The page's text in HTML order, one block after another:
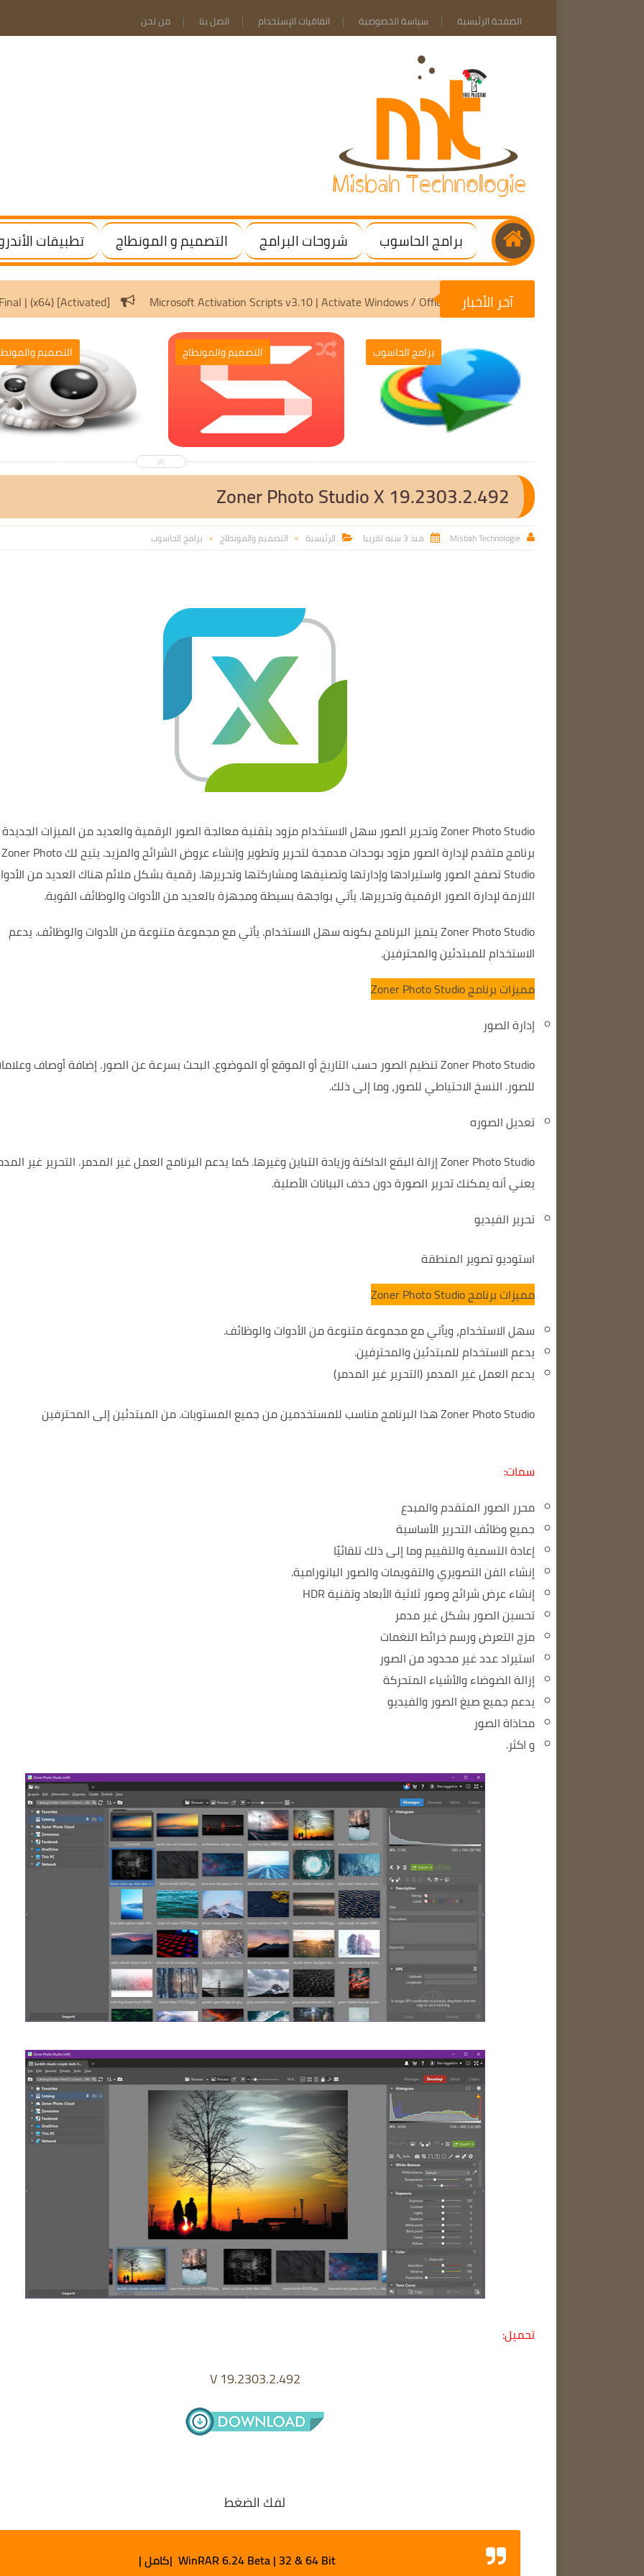
الصفحة الرئيسية سياسة الخصوصية اتفاقيات الإستخدام اتصل بنا من نحن
برامج الحاسوب شروحات البرامج التصميم و المونطاج تطبيقات
آخر الأخبار
Microsoft Activation Scripts v3.10 | Activate Windows / Office
7.20 Final | (x64) [Activated]
التصميم التصميم والمونطاج برامج الحاسوب
Zoner Photo Studio X 19.2303.2.492

Misbah Technologie
 منذ 3 سنه تقريبا  الرئيسية > التصميم والمونطاج > برامج الحاسوب
Zoner PhotoStudio وتحرير الصور سهل الاستخداممزود بتقنية معالجة الصور الرقميةوالعديد من الميزات الجديدة
برنامج متقدم لإدارة الصور مزود بوحدات مدمجة لتحرير وتطوير وإنشاء عروض الشرائح والمزيد.
يتيح لك Zoner Photo
Studio تصفح الصور واستيرادها وإدارتها وتصنيفها ومشاركتها وتحريرها.
رقمية بشكل ملائمهناك العديد من
اللازمة لإدارة الصور الرقمية وتحريرها.يأتي بواجهة بسيطةومجهزة بالعديد من الأدوات والوظائف القوية.
Zoner Photo Studioيتميز البرنامج بكونه سهل الاستخدام.يأتي مع مجموعة متنوعة من الأدوات والوظائف.يدعم
الاستخدام للمبتدئين والمحترفين.
مميزات برنامج Zoner Photo Studio
إدارة الصور
Zoner Photo Studioتنظيم الصور حسب التاريخ أو الموقع أو الموضوع. البحث بسرعة عن الصور.إضافة أوصاف
للصور. النسخ الاحتياطي للصور، وما إلى ذلك.
تعديل الصوره
Zoner Photo Studioإزالة البقع الداكنةوزيادة التباين وغيرها. كما يدعم البرنامج العمل غير المدمر. التحرير غير
يعني أنه يمكنك تحرير الصورة دون حذف البيانات الأصلية.
تحرير الفيديو
استوديو تصوير المنطقة
مميزات برنامج Zoner Photo Studio
سهل الاستخدام، ويأتي مع مجموعة متنوعة من الأدوات والوظائف.
يدعم الاستخدام للمبتدئين والمحترفين.
يدعم العمل غير المدمر (التحرير غير المدمر)
Zoner Photo Studioهذا البرنامج مناسب للمستخدمين من جميع المستويات.من المبتدئين إلى المحترفين
سمات:
محرر الصور المتقدم والمبدع
جميع وظائف التحرير الأساسية
إعادة التسمية والتقييم وما إلى ذلك تلقائيًا
إنشاء الفن التصويري والتقويمات والصور البانورامية.
إنشاء عرض شرائح وصور ثلاثية الأبعاد وتقنية HDR
تحسين الصور بشكل غير مدمر
مزج التعرض ورسم خرائط النغمات
استيراد عدد غير محدود من الصور
إزالة الضوضاء والأشياء المتحركة
يدعم جميع صيغ الصور والفيديو
محاذاة الصور
و اكثر.
تحميل:
V 19.2303.2.492
لفك الضغط
WinRAR 6.24 Beta | 32 & 64 Bit |كامل |